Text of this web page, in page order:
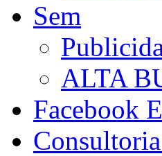
Sem
ALTA
Facebook